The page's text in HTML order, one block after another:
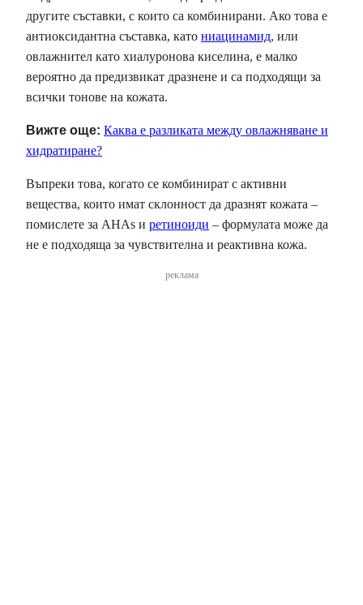
другите съставки, с които са комбинирани. Ако това е
антиоксидантна съставка, като ниацинамид, или
овлажнител като хиалуронова киселина, е малко
вероятно да предизвикат дразнене и са подходящи за
всички тонове на кожата.
Вижте още: Каква е разликата между овлажняване и
хидратиране?
Въпреки това, когато се комбинират с активни
вещества, които имат склонност да дразнят кожата –
помислете за AHAs и ретиноиди – формулата може да
не е подходяща за чувствителна и реактивна кожа.
реклама